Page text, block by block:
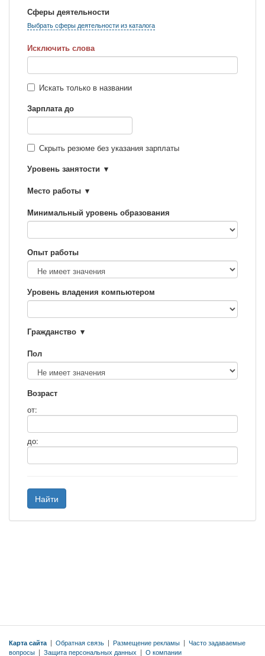
Сферы деятельности
Выбрать сферы деятельности из каталога
Исключить слова
Искать только в названии
Зарплата до
Скрыть резюме без указания зарплаты
Уровень занятости
Место работы
Минимальный уровень образования
Опыт работы
Уровень владения компьютером
Гражданство
Пол
Возраст
от:
до:
Найти
Карта сайта | Обратная связь | Размещение рекламы | Часто задаваемые
вопросы | Защита персональных данных | О компании